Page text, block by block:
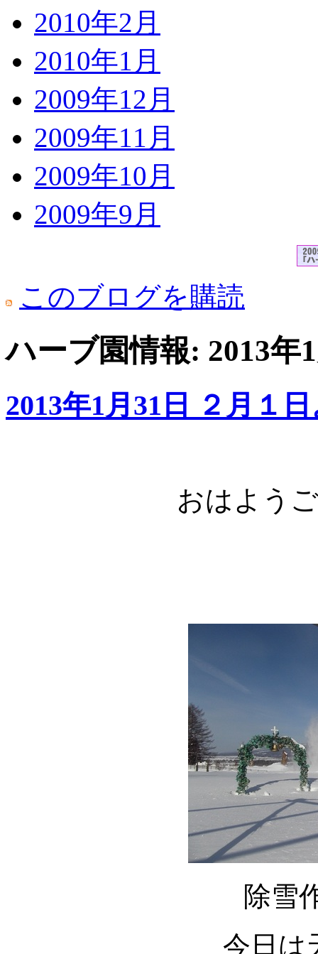
2010年2月
2010年1月
2009年12月
2009年11月
2009年10月
2009年9月
このブログを購読
ハーブ園情報: 2013年
2013年1月31日 ２月１
おはよう
除雪
今日は